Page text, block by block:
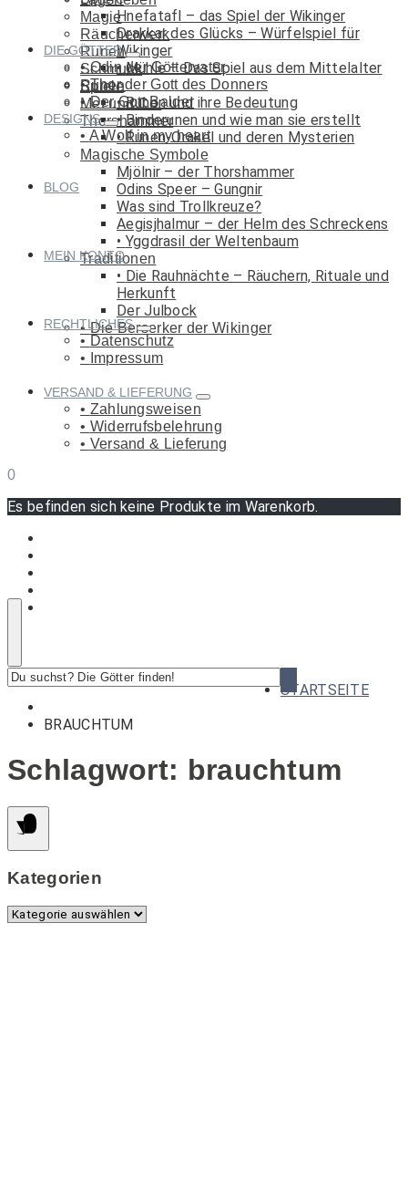
Magie
Räucherwerk
Runen
Schmuck
Spiele
Met und Co.
Thorshammer
Hnefatafl – das Spiel der Wikinger
Drakkar des Glücks – Würfelspiel für
Wikinger
Mühle – Das Spiel aus dem Mittelalter
Runen
Runen und ihre Bedeutung
Binderunen und wie man sie erstellt
Runen-Orakel und deren Mysterien
Magische Symbole
Mjölnir – der Thorshammer
Odins Speer – Gungnir
Was sind Trollkreuze?
Aegisjhalmur – der Helm des Schreckens
Yggdrasil der Weltenbaum
Traditionen
Die Rauhnächte – Räuchern, Rituale und
Herkunft
Der Julbock
Die Berserker der Wikinger
DIE GÖTTER
Odin der Göttervater
Thor der Gott des Donners
Der Gott Balder
DESIGNS
A Wolf in my heart
BLOG
MEIN KONTO
RECHTLICHES
Datenschutz
Impressum
VERSAND & LIEFERUNG
Zahlungsweisen
Widerrufsbelehrung
Versand & Lieferung
0
Es befinden sich keine Produkte im Warenkorb.
suchst?
STARTSEITE
BRAUCHTUM
Schlagwort: brauchtum
Kategorien
Kategorien